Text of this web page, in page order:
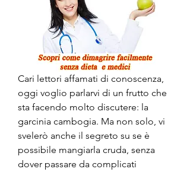
Cari lettori affamati di conoscenza,
oggi voglio parlarvi di un frutto che
sta facendo molto discutere: la
garcinia cambogia. Ma non solo, vi
svelerò anche il segreto su se è
possibile mangiarla cruda, senza
dover passare da complicati